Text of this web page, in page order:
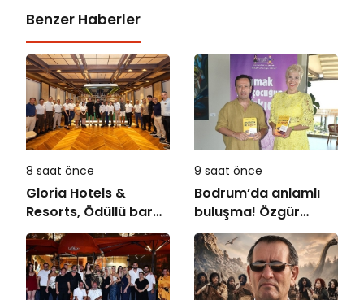
Benzer Haberler
8 saat önce
Gloria Hotels &
Resorts, Ödüllü bar
Panda & Sons ile
unutulmaz bir
Miksoloji Gecesine
İmza Attı
9 saat önce
Bodrum’da anlamlı
buluşma! Özgür
Aras’ın çok
konuşulan kitabı yeni
baskısını Titanic
Luxury Collection